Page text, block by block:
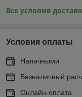
Все условия
Условия оплаты
Наличными
Безналичный
Онлайн-оплата